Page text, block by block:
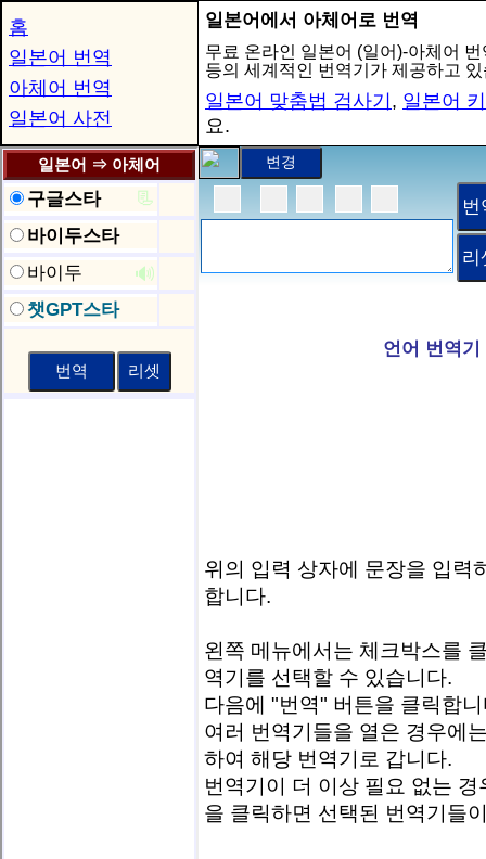
홈
일본어 번역
아체어 번역
일본어 사전
일본어에서 아체어로 번역
무료 온라인 일본어 (일어)-아체어
등의 세계적인 번역기가 제공하고
일본어 맞춤법 검사기 , 일본어
요.